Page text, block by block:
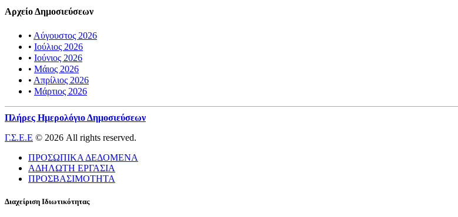
Αρχείο Δημοσιεύσεων
• Αύγουστος 2026
• Ιούλιος 2026
• Ιούνιος 2026
• Μάιος 2026
• Απρίλιος 2026
• Μάρτιος 2026
Πλήρες Ημερολόγιο Δημοσιεύσεων
Γ.Σ.Ε.Ε © 2026 All rights reserved.
ΠΡΟΣΩΠΙΚΑ ΔΕΔΟΜΕΝΑ
ΑΔΗΛΩΤΗ ΕΡΓΑΣΙΑ
ΠΡΟΣΒΑΣΙΜΟΤΗΤΑ
Διαχείριση Ιδιωτικότητας